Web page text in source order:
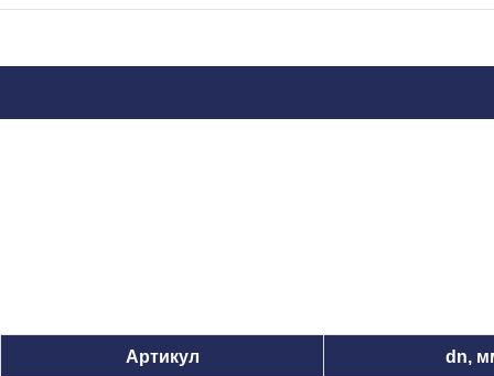
Артикул dn,